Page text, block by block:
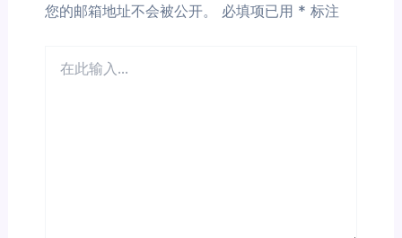
您的邮箱地址不会被公开。 必填项已用 * 标注